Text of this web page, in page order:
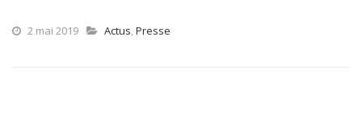
2 mai 2019 Actus, Presse